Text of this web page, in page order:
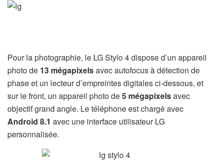
Pour la photographie, le LG Stylo 4 dispose d’un appareil
photo de 13 mégapixelsavec autofocus à détection de
phase et un lecteur d’empreintes digitales ci-dessous, et
sur le front, un appareil photo de5 mégapixelsavec
objectif grand angle. Le téléphone est chargé avec
Android 8.1 avec une interface utilisateur LG
personnalisée.